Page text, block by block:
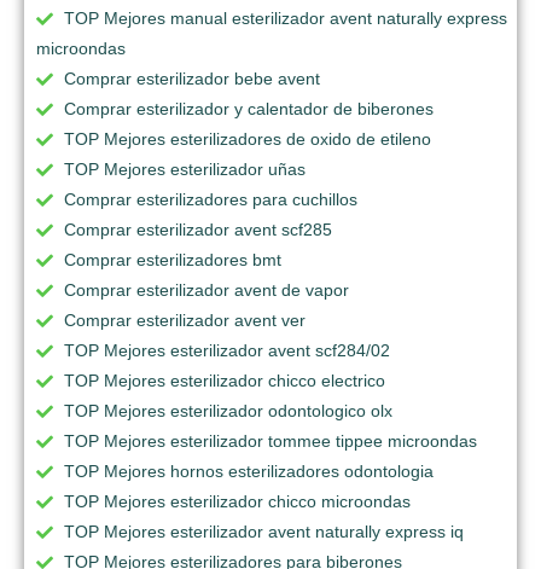
TOP Mejores manual esterilizador avent naturally express
microondas
Comprar esterilizador bebe avent
Comprar esterilizador y calentador de biberones
TOP Mejores esterilizadores de oxido de etileno
TOP Mejores esterilizador uñas
Comprar esterilizadores para cuchillos
Comprar esterilizador avent scf285
Comprar esterilizadores bmt
Comprar esterilizador avent de vapor
Comprar esterilizador avent ver
TOP Mejores esterilizador avent scf284/02
TOP Mejores esterilizador chicco electrico
TOP Mejores esterilizador odontologico olx
TOP Mejores esterilizador tommee tippee microondas
TOP Mejores hornos esterilizadores odontologia
TOP Mejores esterilizador chicco microondas
TOP Mejores esterilizador avent naturally express iq
TOP Mejores esterilizadores para biberones